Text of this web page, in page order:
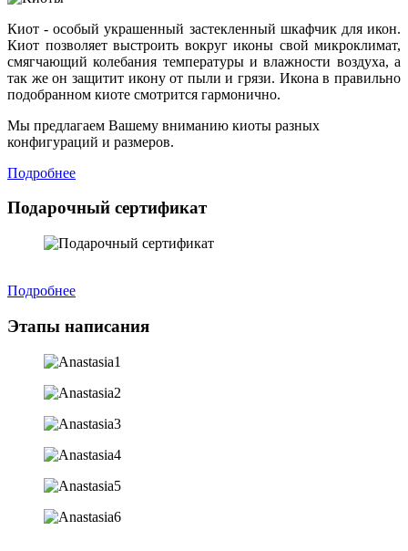
Киот - особый украшенный застекленный шкафчик для икон.
Киот позволяет выстроить вокруг иконы свой микроклимат,
смягчающий колебания температуры и влажности воздуха, а
так же он защитит икону от пыли и грязи. Икона в правильно
подобранном киоте смотрится гармонично.
Мы предлагаем Вашему вниманию киоты разных
конфигураций и размеров.
Подробнее
Подарочный сертификат
Подробнее
Этапы написания